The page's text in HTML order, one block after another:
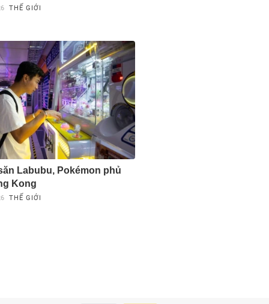
THẾ GIỚI
Labubu, Pokémon phủ
Kong
THẾ GIỚI